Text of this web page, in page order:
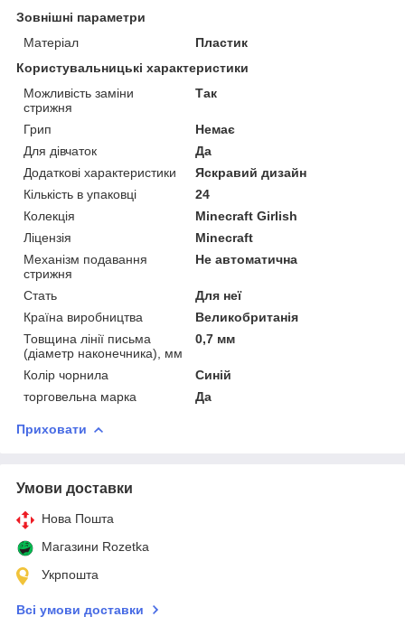
Зовнішні параметри
Матеріал
Пластик
Користувальницькі характеристики
Можливість заміни
стрижня
Так
Грип
Немає
Для дівчаток
Да
Додаткові характеристики
Яскравий дизайн
Кількість в упаковці
24
Колекція
Minecraft Girlish
Ліцензія
Minecraft
Механізм подавання
стрижня
Не автоматична
Стать
Для неї
Країна виробництва
Великобританія
Товщина лінії письма
(діаметр наконечника), мм
0,7 мм
Колір чорнила
Синій
торговельна марка
Да
Приховати
Умови доставки
Нова Пошта
Магазини Rozetka
Укрпошта
Всі умови доставки